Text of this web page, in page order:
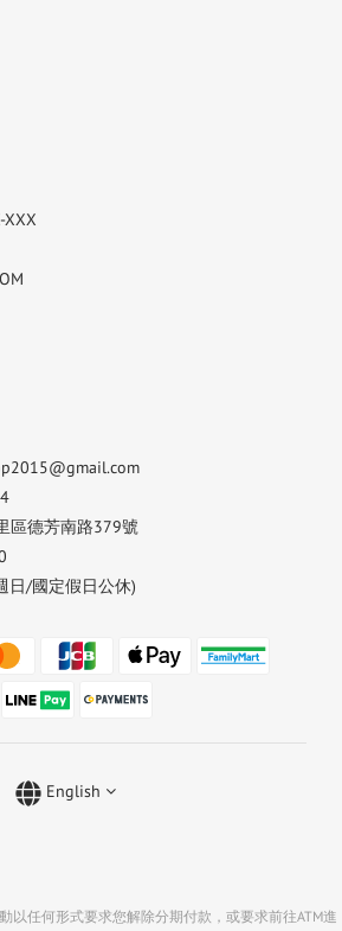
XXX
區德芳南路379號
日/國定假日公休)
English
以任何形式要求您解除分期付款，或要求前往ATM進